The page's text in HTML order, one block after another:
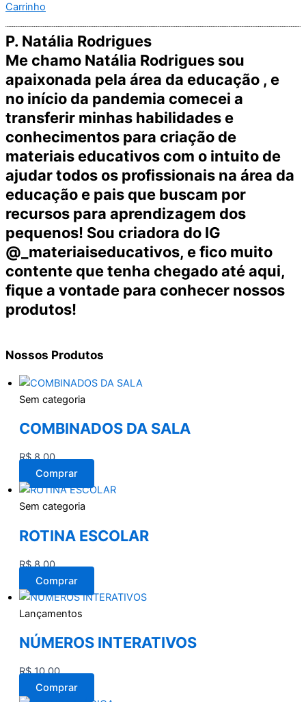
Carrinho
P. Natália Rodrigues
Me chamo Natália Rodrigues sou
apaixonada pela área da educação , e
no início da pandemia comecei a
transferir minhas habilidades e
conhecimentos para criação de
materiais educativos com o intuito de
ajudar todos os profissionais na área da
educação e pais que buscam por
recursos para aprendizagem dos
pequenos! Sou criadora do IG
@_materiaiseducativos, e fico muito
contente que tenha chegado até aqui,
fique a vontade para conhecer nossos
produtos!
Nossos Produtos
Sem categoria
COMBINADOS DA SALA
R$8,00
Comprar
Sem categoria
ROTINA ESCOLAR
R$8,00
Comprar
Lançamentos
NÚMEROS INTERATIVOS
R$10,00
Comprar